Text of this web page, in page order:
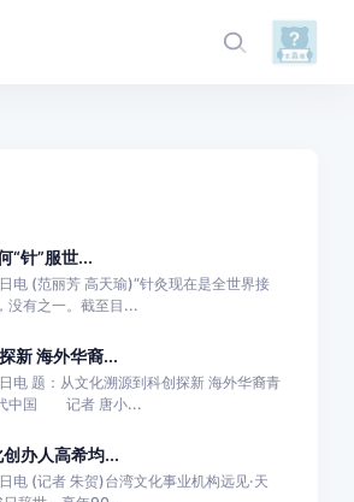
“针”服世...
(范丽芳 高天瑜)“针灸现在是全世界接
没有之一。截至目...
新 海外华裔...
题：从文化溯源到科创探新 海外华裔青
代中国 记者 唐小...
创办人高希均...
(记者 朱贺)台湾文化事业机构远见·天